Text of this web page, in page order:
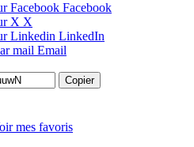
Facebook Facebook
X X
Linkedin LinkedIn
mail Email
Copier
mes favoris